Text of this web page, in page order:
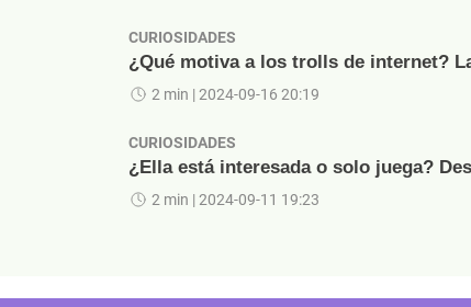
CURIOSIDADES
¿Qué motiva a los trolls de internet?
2 min | 2024-09-16 20:19
CURIOSIDADES
¿Ella está interesada o solo juega?
2 min | 2024-09-11 19:23